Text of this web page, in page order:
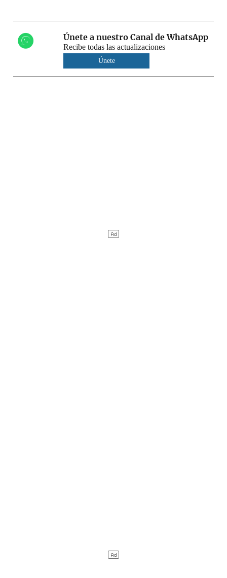
Únete a nuestro Canal de WhatsApp
Recibe todas las actualizaciones
Únete